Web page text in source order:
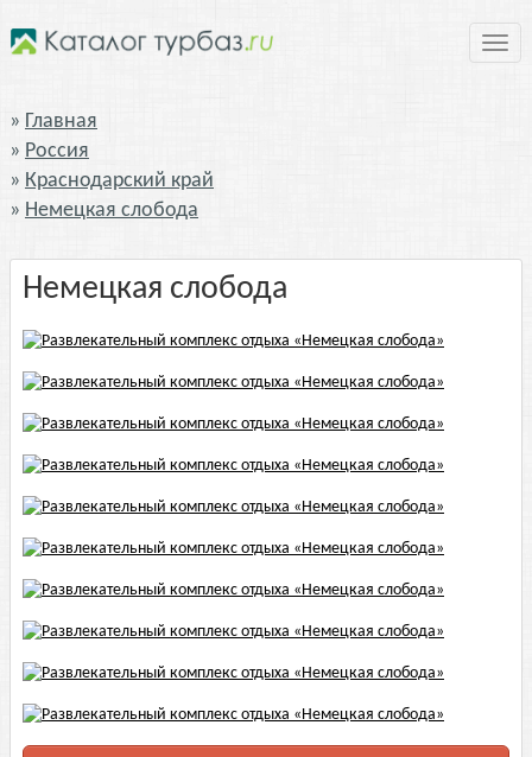
Главная
Россия
Краснодарский край
Немецкая слобода
Немецкая слобода